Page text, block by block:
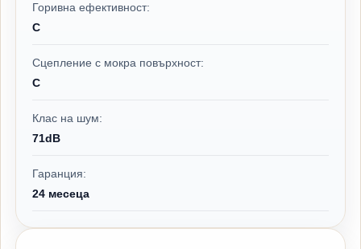
Горивна ефективност:
C
Сцепление с мокра повърхност:
C
Клас на шум:
71dB
Гаранция:
24 месеца